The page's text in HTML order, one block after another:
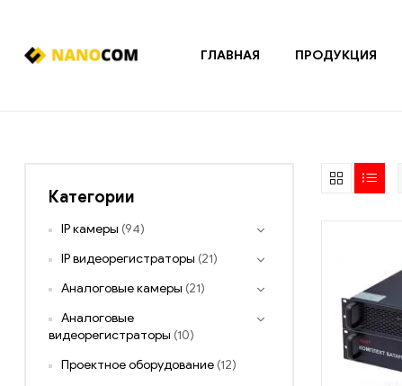
доступа
ГЛАВНАЯ ПРОДУКЦИЯ
Категории
IP камеры (94)
IP видеорегистраторы (21)
Аналоговые камеры (21)
Аналоговые
видеорегистраторы (10)
Проектное оборудование (12)